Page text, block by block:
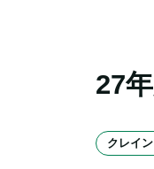
27
クレイ